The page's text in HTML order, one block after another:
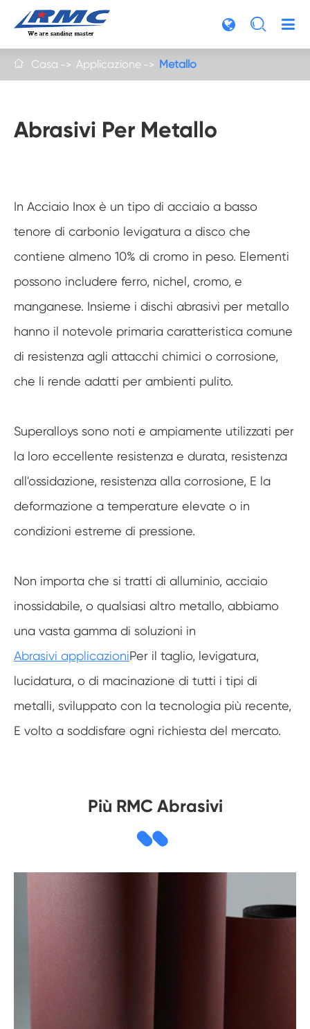

 Casa Applicazione Metallo
Abrasivi Per Metallo
In Acciaio Inox è un tipo di acciaio a basso
tenore di carbonio levigatura a disco che
contiene almeno 10% di cromo in peso. Elementi
possono includere ferro, nichel, cromo, e
manganese. Insieme i dischi abrasivi per metallo
hanno il notevole primaria caratteristica comune
di resistenza agli attacchi chimici o corrosione,
che li rende adatti per ambienti pulito.
Superalloys sono noti e ampiamente utilizzati per
la loro eccellente resistenza e durata, resistenza
all'ossidazione, resistenza alla corrosione, E la
deformazione a temperature elevate o in
condizioni estreme di pressione.
Non importa che si tratti di alluminio, acciaio
inossidabile, o qualsiasi altro metallo, abbiamo
una vasta gamma di soluzioni in
Abrasivi applicazioniPer il taglio, levigatura,
lucidatura, o di macinazione di tutti i tipi di
metalli, sviluppato con la tecnologia più recente,
E volto a soddisfare ogni richiesta del mercato.
Più RMC Abrasivi